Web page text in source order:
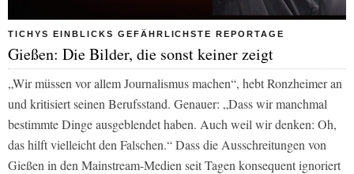
TICHYS EINBLICKS GEFÄHRLICHSTE REPORTAGE
Gießen: Die Bilder, die sonst keiner zeigt
„Wir müssen vor allem Journalismus machen“, hebt Ronzheimer an
und kritisiert seinen Berufsstand. Genauer: „Dass wir manchmal
bestimmte Dinge ausgeblendet haben. Auch weil wir denken: Oh,
das hilft vielleicht den Falschen.“ Dass die Ausschreitungen von
Gießen in den Mainstream-Medien seit Tagen konsequent ignoriert